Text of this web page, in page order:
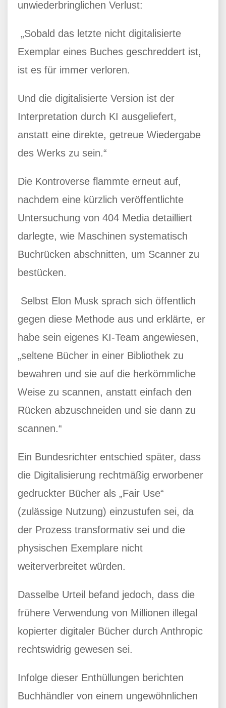
unwiederbringlichen Verlust:
„Sobald das letzte nicht digitalisierte
Exemplar eines Buches geschreddert ist,
ist es für immer verloren.
Und die digitalisierte Version ist der
Interpretation durch KI ausgeliefert,
anstatt eine direkte, getreue Wiedergabe
des Werks zu sein.“
Die Kontroverse flammte erneut auf,
nachdem eine kürzlich veröffentlichte
Untersuchung von 404 Media detailliert
darlegte, wie Maschinen systematisch
Buchrücken abschnitten, um Scanner zu
bestücken.
Selbst Elon Musk sprach sich öffentlich
gegen diese Methode aus und erklärte, er
habe sein eigenes KI-Team angewiesen,
„seltene Bücher in einer Bibliothek zu
bewahren und sie auf die herkömmliche
Weise zu scannen, anstatt einfach den
Rücken abzuschneiden und sie dann zu
scannen.“
Ein Bundesrichter entschied später, dass
die Digitalisierung rechtmäßig erworbener
gedruckter Bücher als „Fair Use“
(zulässige Nutzung) einzustufen sei, da
der Prozess transformativ sei und die
physischen Exemplare nicht
weiterverbreitet würden.
Dasselbe Urteil befand jedoch, dass die
frühere Verwendung von Millionen illegal
kopierter digitaler Bücher durch Anthropic
rechtswidrig gewesen sei.
Infolge dieser Enthüllungen berichten
Buchhändler von einem ungewöhnlichen